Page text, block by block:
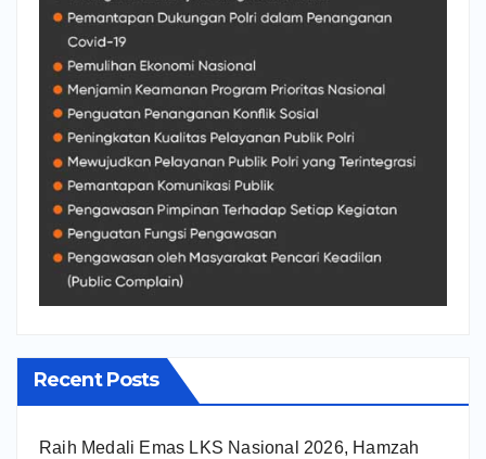
Recent Posts
Raih Medali Emas LKS Nasional 2026, Hamzah